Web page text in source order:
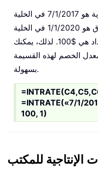
في هذا المثال، تاريخ التسوية هو 7/1/2017 في الخلية C4،
وتاريخ الاستحقاق هو 1/1/2020 في الخلية C5، وقيمة
الاستثمار هي $88.3، وقيمة الاسترداد هي $100. لذلك، يمكنك
الخصم لهذه القسيمة
بسهولة.
=INTRATE(«7/1/
100, 1)
الإنتاجية للمكتب